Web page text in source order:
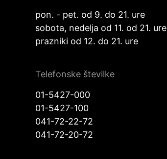
pon. - pet. od 9. do 21. ure
sobota, nedelja od 11. od 21. ure
prazniki od 12. do 21. ure
Telefonske številke
01-5427-000
01-5427-100
041-72-22-72
041-72-20-72